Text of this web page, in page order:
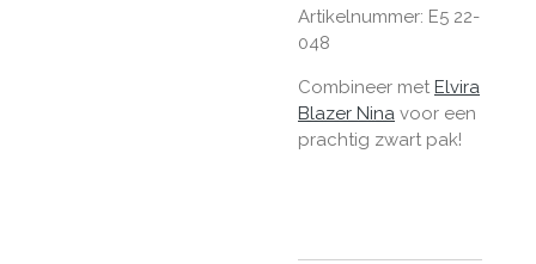
Artikelnummer: E5 22-
048
Combineer met Elvira
Blazer Nina voor een
prachtig zwart pak!